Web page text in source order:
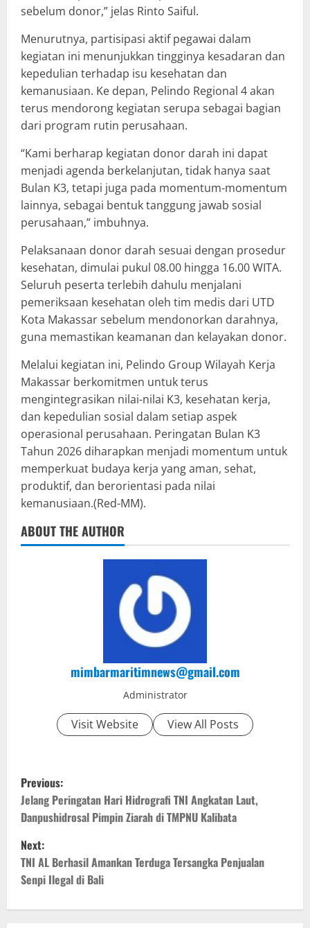
sebelum donor,” jelas Rinto Saiful.
Menurutnya, partisipasi aktif pegawai dalam
kegiatan ini menunjukkan tingginya kesadaran dan
kepedulian terhadap isu kesehatan dan
kemanusiaan. Ke depan, Pelindo Regional 4 akan
terus mendorong kegiatan serupa sebagai bagian
dari program rutin perusahaan.
“Kami berharap kegiatan donor darah ini dapat
menjadi agenda berkelanjutan, tidak hanya saat
Bulan K3, tetapi juga pada momentum-momentum
lainnya, sebagai bentuk tanggung jawab sosial
perusahaan,” imbuhnya.
Pelaksanaan donor darah sesuai dengan prosedur
kesehatan, dimulai pukul 08.00 hingga 16.00 WITA.
Seluruh peserta terlebih dahulu menjalani
pemeriksaan kesehatan oleh tim medis dari UTD
Kota Makassar sebelum mendonorkan darahnya,
guna memastikan keamanan dan kelayakan donor.
Melalui kegiatan ini, Pelindo Group Wilayah Kerja
Makassar berkomitmen untuk terus
mengintegrasikan nilai-nilai K3, kesehatan kerja,
dan kepedulian sosial dalam setiap aspek
operasional perusahaan. Peringatan Bulan K3
Tahun 2026 diharapkan menjadi momentum untuk
memperkuat budaya kerja yang aman, sehat,
produktif, dan berorientasi pada nilai
kemanusiaan.(Red-MM).
ABOUT THE AUTHOR
mimbarmaritimnews@gmail.com
Administrator
Visit Website View All Posts
P
o
s
t
n
Previous:
Jelang Peringatan Hari Hidrografi TNI Angkatan Laut,
Danpushidrosal Pimpin Ziarah di TMPNU Kalibata
Next:
TNI AL Berhasil Amankan Terduga Tersangka Penjualan
Senpi Ilegal di Bali